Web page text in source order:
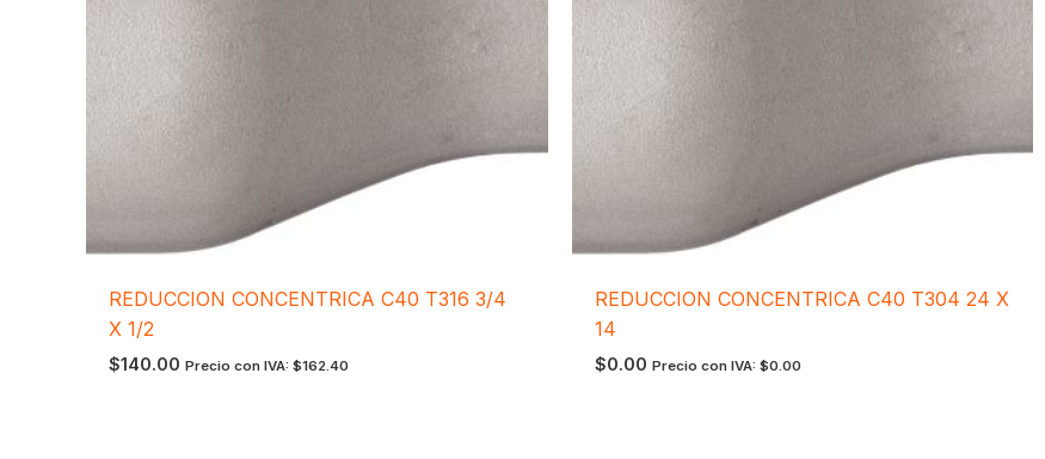
REDUCCION CONCENTRICA C40 T316 3/4
X 1/2
$140.00 Precio con IVA:$162.40
REDUCCION CONCENTRICA C40 T304 24 X
14
$0.00 Precio con IVA: $0.00